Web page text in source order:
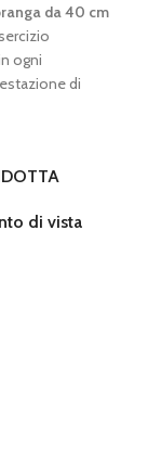
da 40 cm
ogni
di
di vista